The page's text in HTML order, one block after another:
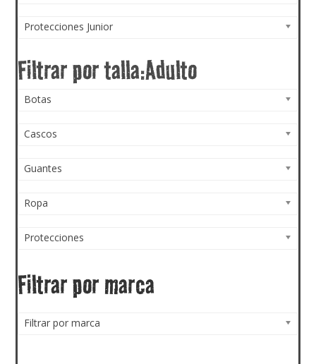
Protecciones Junior
Botas
Cascos
Guantes
Ropa
Protecciones
Filtrar por marca
Filtrar por marca